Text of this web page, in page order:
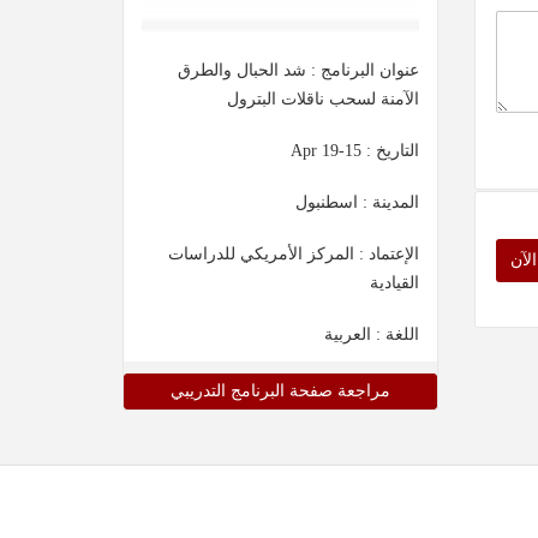
عنوان البرنامج : شد الحبال والطرق
الآمنة لسحب ناقلات البترول
التاريخ :15-19 Apr
المدينة : اسطنبول
الإعتماد : المركز الأمريكي للدراسات
القيادية
اللغة : العربية
مراجعة صفحة البرنامج التدريبي